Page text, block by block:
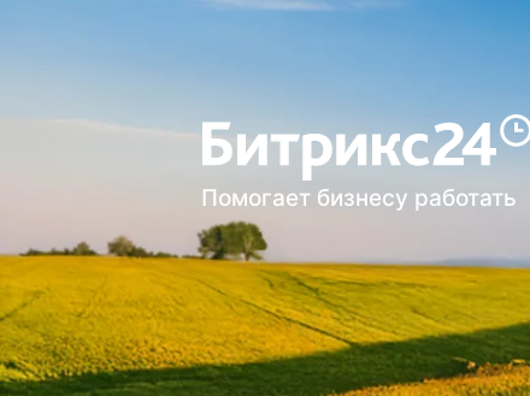
Помогает бизнесу работать